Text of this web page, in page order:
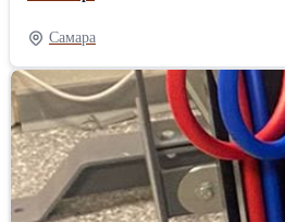
транспортных средств. Поддержка
и уникальный модуль сепарации
Самара